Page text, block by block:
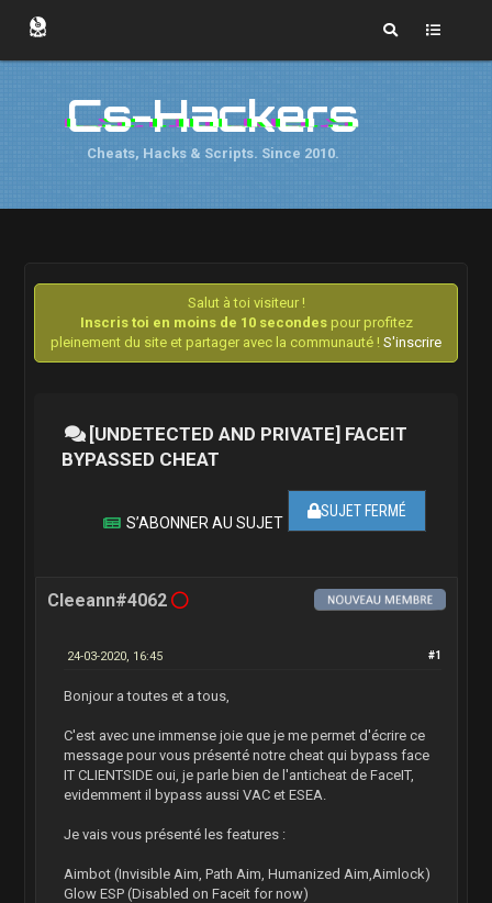
Cs-Hackers
Cheats, Hacks & Scripts. Since 2010.
Salut à toi visiteur !
Inscris toi en moins de 10 secondespour profitez
pleinement du site et partager avec la communauté ! S'inscrire
[UNDETECTED AND PRIVATE] FACEIT
BYPASSED CHEAT
SUJET FERMÉ
S’ABONNER AU SUJET
Cleeann#4062
#1
24-03-2020, 16:45
Bonjour a toutes et a tous,
C'est avec une immense joie que je me permet d'écrire ce
message pour vous présenté notre cheat qui bypass face
IT CLIENTSIDE oui, je parle bien de l'anticheat de FaceIT,
evidemment il bypass aussi VAC et ESEA.
Je vais vous présenté les features :
Aimbot (Invisible Aim, Path Aim, Humanized Aim,Aimlock)
Glow ESP (Disabled on Faceit for now)